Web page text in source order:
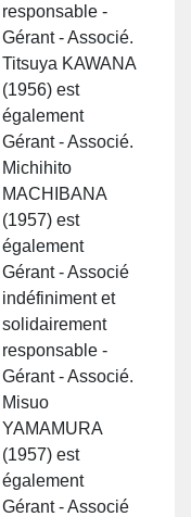
responsable -
Gérant - Associé.
Titsuya KAWANA
(1956) est
également
Gérant - Associé.
Michihito
MACHIBANA
(1957) est
également
Gérant - Associé
indéfiniment et
solidairement
responsable -
Gérant - Associé.
Misuo
YAMAMURA
(1957) est
également
Gérant - Associé